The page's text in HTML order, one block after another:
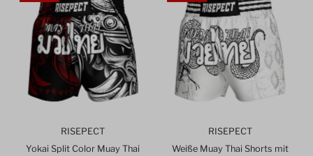
RISEPECT
Yokai Split Color Muay Thai
RISEPECT
Weiße Muay Thai Shorts mit